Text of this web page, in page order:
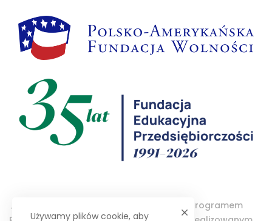
„Projektor – Wolontariat Studencki” jest programem
Używamy plików cookie, aby